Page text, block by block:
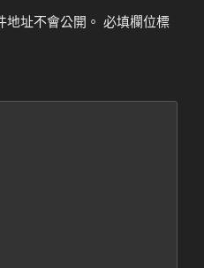
址不會公開。 必填欄位標